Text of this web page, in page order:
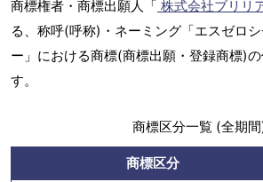
商標権者・商標出願人「 株式会社ブリリ
る、称呼(呼称)・ネーミング「エスゼロ
ー」における商標(商標出願・登録商標)
す。
商標区分一覧 (全期間
商標区分